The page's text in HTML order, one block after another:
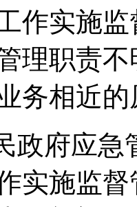
作实施
理职责
务相近
政府应急
实施监